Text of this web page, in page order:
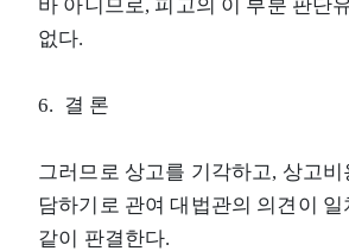
바 아니므로, 피고의 이 부분 판단
없다.
6. 결 론
그러므로 상고를 기각하고, 상고
담하기로 관여 대법관의 의견이
같이 판결한다.